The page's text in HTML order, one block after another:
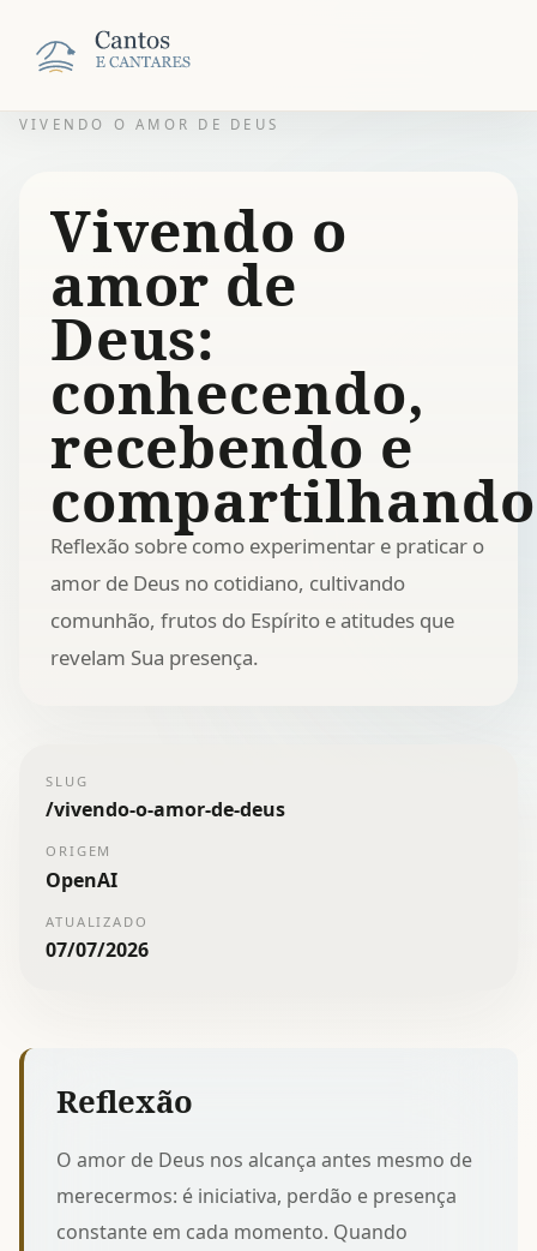
VIVENDO O AMOR DE DEUS
Vivendo o
amor de
Deus:
conhecendo,
recebendo e
compartilhando
Reflexão sobre como experimentar e praticar o
amor de Deus no cotidiano, cultivando
comunhão, frutos do Espírito e atitudes que
revelam Sua presença.
SLUG
/vivendo-o-amor-de-deus
ORIGEM
OpenAI
ATUALIZADO
07/07/2026
Reflexão
O amor de Deus nos alcança antes mesmo de
merecermos: é iniciativa, perdão e presença
constante em cada momento. Quando